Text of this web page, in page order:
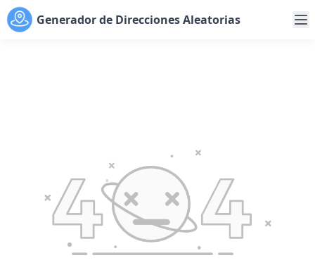
Generador de Direcciones Aleatorias